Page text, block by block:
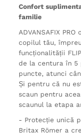
Confort
familie
ADVANSAFIX
copilul tău,
funcționalității
de la centura în 5
puncte, atunci
Și pentru că nu
scaun pentru
scaunul la etapa
- Protecție unică
Britax Römer a